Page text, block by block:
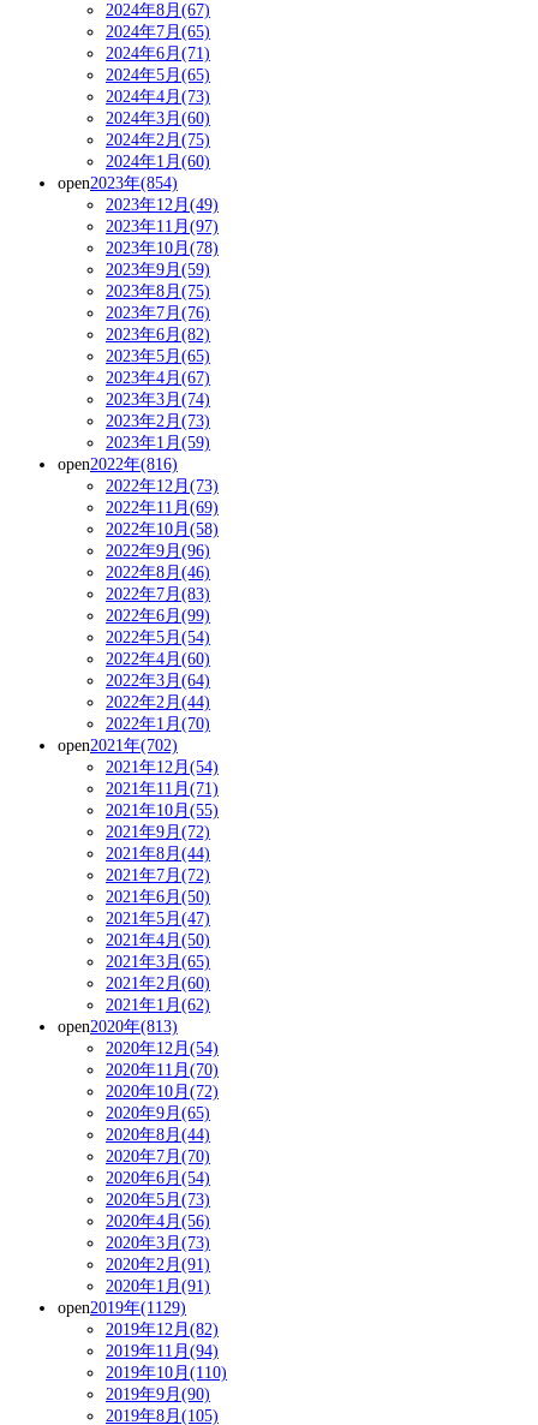
2024年8月(67)
2024年7月(65)
2024年6月(71)
2024年5月(65)
2024年4月(73)
2024年3月(60)
2024年2月(75)
2024年1月(60)
open2023年(854)
2023年12月(49)
2023年11月(97)
2023年10月(78)
2023年9月(59)
2023年8月(75)
2023年7月(76)
2023年6月(82)
2023年5月(65)
2023年4月(67)
2023年3月(74)
2023年2月(73)
2023年1月(59)
open2022年(816)
2022年12月(73)
2022年11月(69)
2022年10月(58)
2022年9月(96)
2022年8月(46)
2022年7月(83)
2022年6月(99)
2022年5月(54)
2022年4月(60)
2022年3月(64)
2022年2月(44)
2022年1月(70)
open2021年(702)
2021年12月(54)
2021年11月(71)
2021年10月(55)
2021年9月(72)
2021年8月(44)
2021年7月(72)
2021年6月(50)
2021年5月(47)
2021年4月(50)
2021年3月(65)
2021年2月(60)
2021年1月(62)
open2020年(813)
2020年12月(54)
2020年11月(70)
2020年10月(72)
2020年9月(65)
2020年8月(44)
2020年7月(70)
2020年6月(54)
2020年5月(73)
2020年4月(56)
2020年3月(73)
2020年2月(91)
2020年1月(91)
open2019年(1129)
2019年12月(82)
2019年11月(94)
2019年10月(110)
2019年9月(90)
2019年8月(105)